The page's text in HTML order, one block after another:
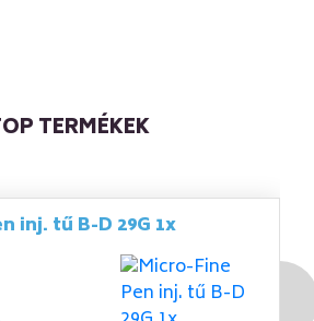
TERMÉKEK
inj. tű B-D 29G 1x